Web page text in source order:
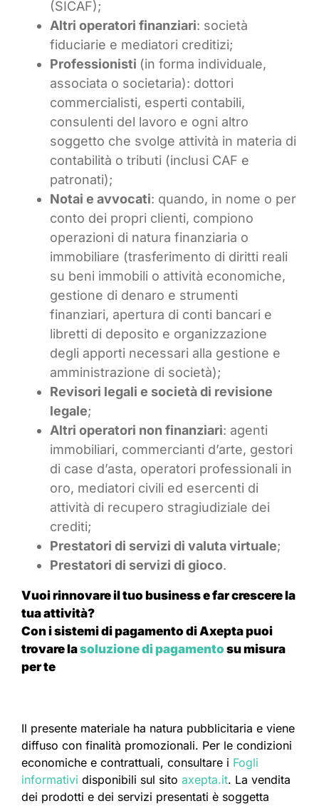
(SICAF);
Altri operatori finanziari: società
fiduciarie e mediatori creditizi;
Professionisti (in forma individuale,
associata o societaria): dottori
commercialisti, esperti contabili,
consulenti del lavoro e ogni altro
soggetto che svolge attività in materia di
contabilità o tributi (inclusi CAF e
patronati);
Notai e avvocati: quando, in nome o per
conto dei propri clienti, compiono
operazioni di natura finanziaria o
immobiliare (trasferimento di diritti reali
su beni immobili o attività economiche,
gestione di denaro e strumenti
finanziari, apertura di conti bancari e
libretti di deposito e organizzazione
degli apporti necessari alla gestione e
amministrazione di società);
Revisori legali e società di revisione
legale;
Altri operatori non finanziari: agenti
immobiliari, commercianti d’arte, gestori
di case d’asta, operatori professionali in
oro, mediatori civili ed esercenti di
attività di recupero stragiudiziale dei
crediti;
Prestatori di servizi di valuta virtuale;
Prestatori di servizi di gioco.
Vuoi rinnovare il tuo business e far crescere la
tua attività?
Con i sistemi di pagamento di Axepta puoi
trovare lasoluzione di pagamento su misura
per te
Il presente materiale ha natura pubblicitaria e viene
diffuso con finalità promozionali. Per le condizioni
economiche e contrattuali, consultare i Fogli
informativi disponibili sul sito axepta.it. La vendita
dei prodotti e dei servizi presentati è soggetta